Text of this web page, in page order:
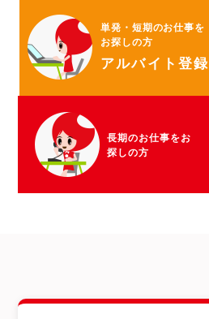
単発・短期のお仕事を
お探しの方
アルバイト登録
長期のお仕事をお
探しの方